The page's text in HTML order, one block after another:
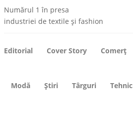
Numărul 1 în presa
industriei de textile și fashion
Editorial Cover Story Comerț
Modă Știri Târguri Tehnic